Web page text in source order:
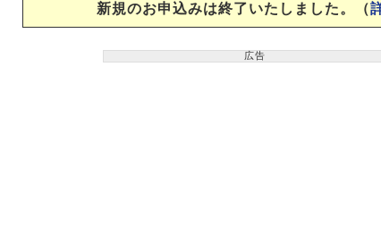
新規のお申込みは終了いたしました。（
広告